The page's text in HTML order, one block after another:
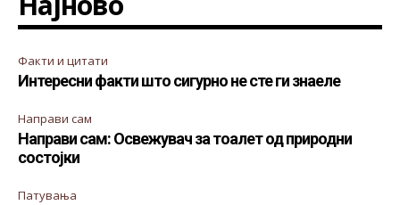
Факти и цитати
Интересни факти што сигурно не сте ги знаеле
Направи сам
Направи сам: Освежувач за тоалет од природни
состојки
Патувања